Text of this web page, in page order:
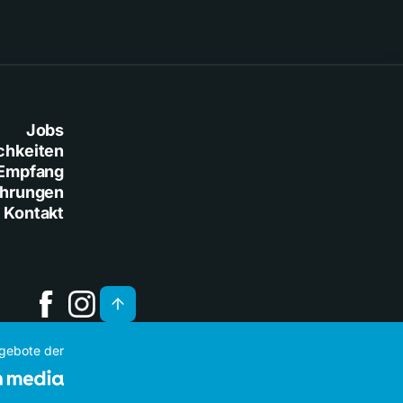
Jobs
Kontakt
der